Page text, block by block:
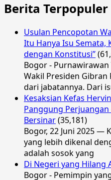
Berita Terpopuler
Usulan Pencopotan
Itu Hanya Isu Semata,
dengan Konstitusi”
Bogor -
Wakil Presiden
dari jabatannya. Dari
Kesaksian Kefas
Panggung
Bersinar(35,181)
Bogor, 22 Juni 2025 —
yang lebih dikenal
adalah sosok yang
Di Negeri yang Hilang
Bogor - Pemimpin